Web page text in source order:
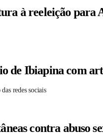
à reeleição para
de Ibiapina com
redes sociais
contra abuso